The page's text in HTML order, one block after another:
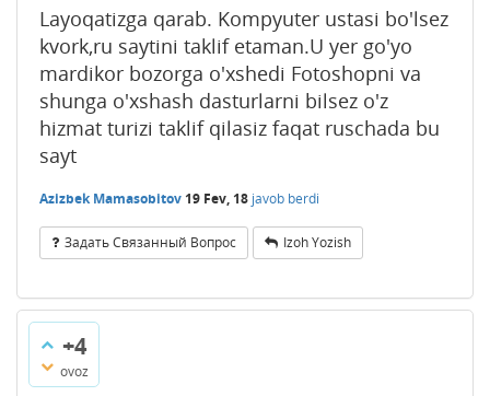
Layoqatizga qarab. Kompyuter ustasi bo'lsez
kvork,ru saytini taklif etaman.U yer go'yo
mardikor bozorga o'xshedi Fotoshopni va
shunga o'xshash dasturlarni bilsez o'z
hizmat turizi taklif qilasiz faqat ruschada bu
sayt
Azizbek Mamasobitov 19 Fev, 18 javob berdi
Задать Связанный Вопрос Izoh Yozish
+4
ovoz